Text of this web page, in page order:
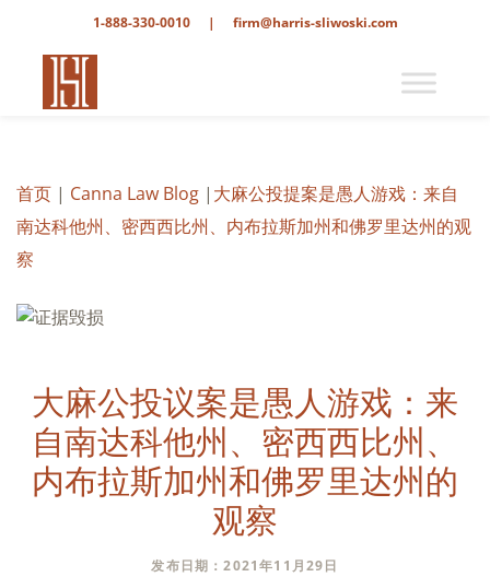
1-888-330-0010 | firm@harris-sliwoski.com
首页 | Canna Law Blog | 大麻公投提案是愚人游戏：来自
南达科他州、密西西比州、内布拉斯加州和佛罗里达州的观
察
大麻公投议案是愚人游戏：来
自南达科他州、密西西比州、
内布拉斯加州和佛罗里达州的
观察
发布日期：2021年11月29日